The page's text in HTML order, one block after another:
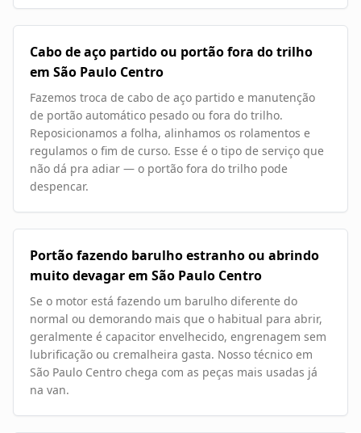
Cabo de aço partido ou portão fora do trilho
em São Paulo Centro
Fazemos troca de cabo de aço partido e manutenção
de portão automático pesado ou fora do trilho.
Reposicionamos a folha, alinhamos os rolamentos e
regulamos o fim de curso. Esse é o tipo de serviço que
não dá pra adiar — o portão fora do trilho pode
despencar.
Portão fazendo barulho estranho ou abrindo
muito devagar em São Paulo Centro
Se o motor está fazendo um barulho diferente do
normal ou demorando mais que o habitual para abrir,
geralmente é capacitor envelhecido, engrenagem sem
lubrificação ou cremalheira gasta. Nosso técnico em
São Paulo Centro chega com as peças mais usadas já
na van.